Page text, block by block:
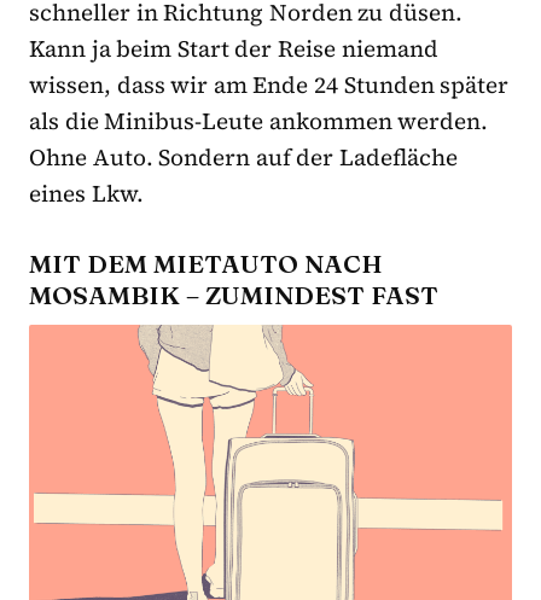
schneller in Richtung Norden zu düsen.
Kann ja beim Start der Reise niemand
wissen, dass wir am Ende 24 Stunden später
als die Minibus-Leute ankommen werden.
Ohne Auto. Sondern auf der Ladefläche
eines Lkw.
MIT DEM MIETAUTO NACH
MOSAMBIK – ZUMINDEST FAST